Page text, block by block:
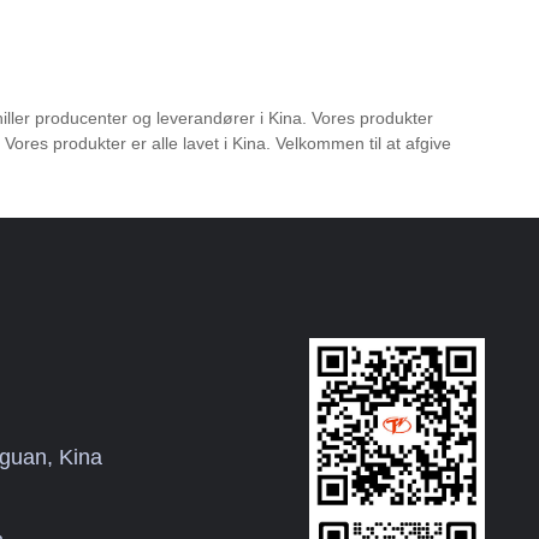
producenter og leverandører i Kina. Vores produkter
produkter er alle lavet i Kina. Velkommen til at afgive
Kina